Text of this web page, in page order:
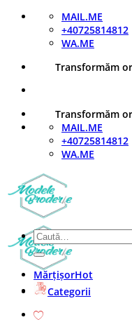
Skip
MAIL.ME
+40725814812
WA.ME
Transformăm
Transformăm
MAIL.ME
+40725814812
WA.ME
Caută
după:
Mărțișor
Categorii